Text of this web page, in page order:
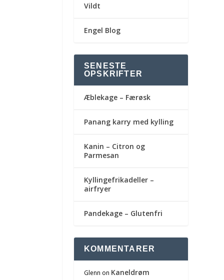
Vildt
Engel Blog
SENESTE
OPSKRIFTER
Æblekage – Færøsk
Panang karry med kylling
Kanin – Citron og
Parmesan
Kyllingefrikadeller –
airfryer
Pandekage – Glutenfri
KOMMENTARER
Glenn on Kaneldrøm